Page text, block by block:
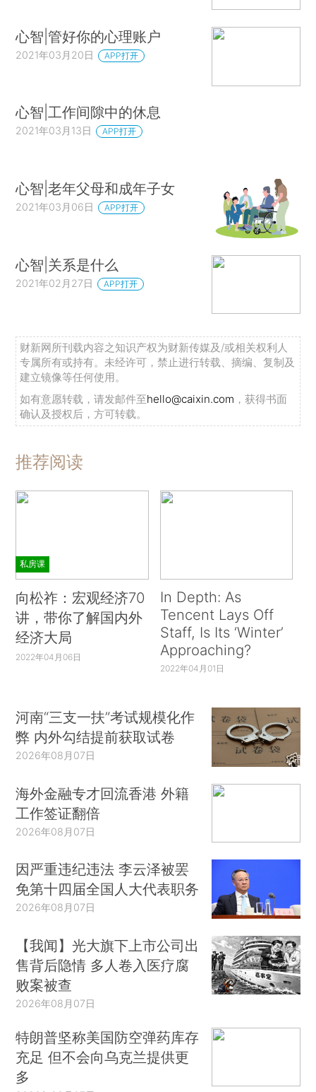
心智|管好你的心理账户
2021年03月20日 APP打开
心智|工作间隙中的休息
2021年03月13日 APP打开
心智|老年父母和成年子女
2021年03月06日 APP打开
心智|关系是什么
2021年02月27日 APP打开
财新网所刊载内容之知识产权为财新传媒及/或相关权利人
专属所有或持有。未经许可，禁止进行转载、摘编、复制及
建立镜像等任何使用。
如有意愿转载，请发邮件至hello@caixin.com ，获得书面
确认及授权后，方可转载。
推荐阅读
私房课
向松祚：宏观经济70
讲，带你了解国内外
经济大局
2022年04月06日
In Depth: As
Tencent Lays Off
Staff, Is Its ‘Winter’
Approaching?
2022年04月01日
河南“三支一扶”考试规模化作
弊 内外勾结提前获取试卷
2026年08月07日
海外金融专才回流香港 外籍
工作签证翻倍
2026年08月07日
因严重违纪违法 李云泽被罢
免第十四届全国人大代表职务
2026年08月07日
【我闻】光大旗下上市公司出
售背后隐情 多人卷入医疗腐
败案被查
2026年08月07日
特朗普坚称美国防空弹药库存
充足 但不会向乌克兰提供更
多